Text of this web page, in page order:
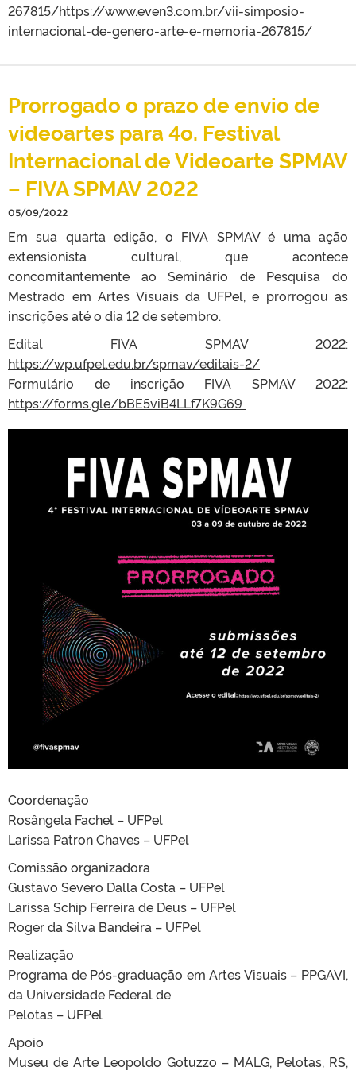
267815/https://www.even3.com.br/vii-simposio-
internacional-de-genero-arte-e-memoria-267815/
Prorrogado o prazo de envio de
videoartes para 4o. Festival
Internacional de Videoarte SPMAV
– FIVA SPMAV 2022
05/09/2022
Em sua quarta edição, o FIVA SPMAV é uma ação
extensionista cultural, que acontece
concomitantemente ao Seminário de Pesquisa do
Mestrado em Artes Visuais da UFPel, e prorrogou as
inscrições até o dia 12 de setembro.
Edital FIVA SPMAV 2022:
https://wp.ufpel.edu.br/spmav/editais-2/
Formulário de inscrição FIVA SPMAV 2022:
https://forms.gle/bBE5viB4LLf7K9G69
Coordenação
Rosângela Fachel – UFPel
Larissa Patron Chaves – UFPel
Comissão organizadora
Gustavo Severo Dalla Costa – UFPel
Larissa Schip Ferreira de Deus – UFPel
Roger da Silva Bandeira – UFPel
Realização
Programa de Pós-graduação em Artes Visuais – PPGAVI,
da Universidade Federal de
Pelotas – UFPel
Apoio
Museu de Arte Leopoldo Gotuzzo – MALG, Pelotas, RS,